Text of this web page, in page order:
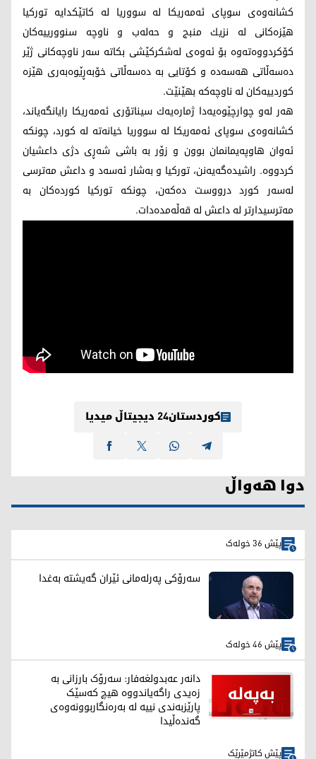
كشانه‌وه‌ى سوپاى ئه‌مه‌ريكا له‌ سووريا له‌ كاتێكدايه‌ توركيا
هێزه‌كانى له‌ نزيك منبج و حه‌له‌ب و ناوچه‌ سنوورييه‌كان
كۆكردووه‌ته‌وه‌ بۆ ئه‌وه‌ى له‌شكركێشى بكاته‌ سه‌ر ناوچه‌كانى ژێر
ده‌سه‌ڵاتى هه‌سه‌ده‌ و كۆتايى به‌ ده‌سه‌ڵاتى خۆبه‌ڕێوه‌به‌رى هێزه‌
كوردييه‌كان له‌ ناوچه‌كه‌ بهێنێت.
هه‌ر له‌و چوارچێوه‌يه‌دا ژماره‌يه‌ك سيناتۆرى ئه‌مه‌ريكا رايانگه‌ياند،
كشانه‌وه‌ى سوپاى ئه‌مه‌ريكا له‌ سووريا خيانه‌ته‌ له‌ كورد، چونكه‌
ئه‌وان هاوپه‌يمانمان بوون و زۆر به‌ باشى شه‌ڕى دژى داعشيان
كردووه‌. راشيده‌گه‌يه‌نن، توركيا و به‌شار ئه‌سه‌د و داعش مه‌ترسى
له‌سه‌ر كورد درووست ده‌كه‌ن، چونكه‌ توركيا كورده‌كان به‌
مه‌ترسيدارتر له‌ داعش له‌ قه‌ڵه‌مده‌دات.
کوردستان24 دیجیتاڵ میدیا
دوا هەواڵ
پێش 36 خولەک
سەرۆکی پەرلەمانی ئێران گەیشتە بەغدا
پێش 46 خولەک
دانەر عەبدولغەفار: سەرۆک بارزانی بە
زەیدی راگەیاندووە هیچ کەسێک
پارێزبەندی نییە لە بەرەنگاربوونەوەی
گەندەڵیدا
پێش کاتژمێرێک